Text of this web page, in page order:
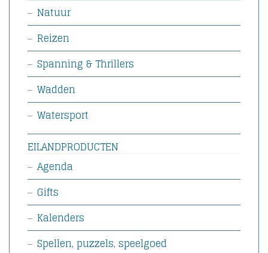
Natuur
Reizen
Spanning & Thrillers
Wadden
Watersport
EILANDPRODUCTEN
Agenda
Gifts
Kalenders
Spellen, puzzels, speelgoed